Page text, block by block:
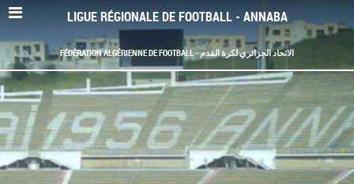
LIGUE RÉGIONALE DE FOOTBALL - ANNABA
FÉDÉRATION ALGÉRIENNE DE FOOTBALL - الاتحاد الجزائري لكرة القدم